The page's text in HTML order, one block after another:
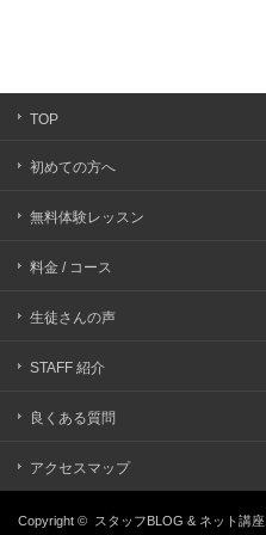
TOP
初めての方へ
無料体験レッスン
料金 / コース
生徒さんの声
STAFF 紹介
良くある質問
アクセスマップ
Copyright © スタッフBLOG & ネット講座